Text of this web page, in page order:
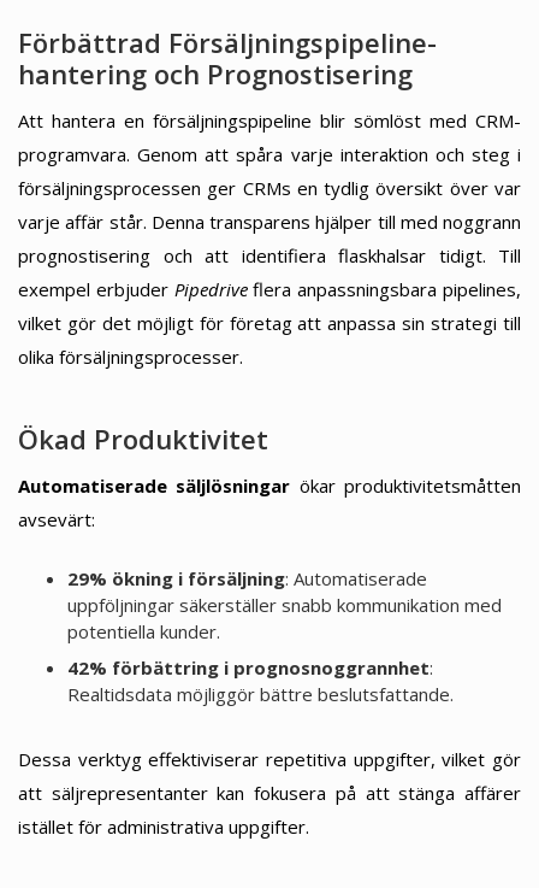
Förbättrad Försäljningspipeline-
hantering och Prognostisering
Att hantera en försäljningspipeline blir sömlöst med CRM-
programvara. Genom att spåra varje interaktion och steg i
försäljningsprocessen ger CRMs en tydlig översikt över var
varje affär står. Denna transparens hjälper till med noggrann
prognostisering och att identifiera flaskhalsar tidigt. Till
exempel erbjuder Pipedriveflera anpassningsbara pipelines,
vilket gör det möjligt för företag att anpassa sin strategi till
olika försäljningsprocesser.
Ökad Produktivitet
Automatiserade säljlösningar ökar produktivitetsmåtten
avsevärt:
29% ökning i försäljning: Automatiserade
uppföljningar säkerställer snabb kommunikation med
potentiella kunder.
42% förbättring i prognosnoggrannhet:
Realtidsdata möjliggör bättre beslutsfattande.
Dessa verktyg effektiviserar repetitiva uppgifter, vilket gör
att säljrepresentanter kan fokusera på att stänga affärer
istället för administrativa uppgifter.